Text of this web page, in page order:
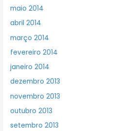
maio 2014
abril 2014
março 2014
fevereiro 2014
janeiro 2014
dezembro 2013
novembro 2013
outubro 2013
setembro 2013